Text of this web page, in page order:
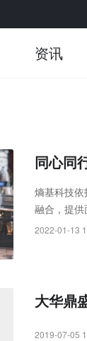
资讯
同心同
熵基科技
融合，提供
景解决方案
2022-01-13
大华鼎
2019-07-05